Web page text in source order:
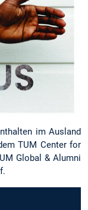
im Ausland
TUM Center for
Global & Alumni